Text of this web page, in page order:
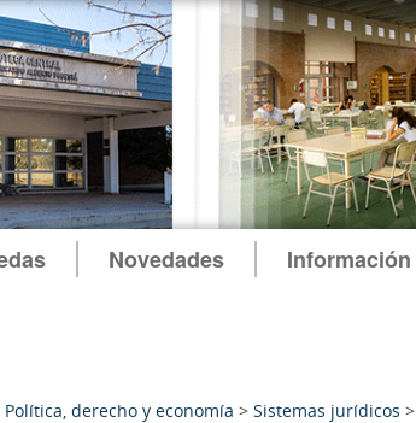
Novedades Información
Política, derecho y economía > Sistemas jurídicos >